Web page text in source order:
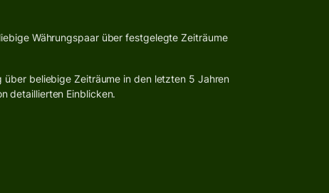
Währungspaar über festgelegte Zeiträume
beliebige Zeiträume in den letzten 5 Jahren
detaillierten Einblicken.